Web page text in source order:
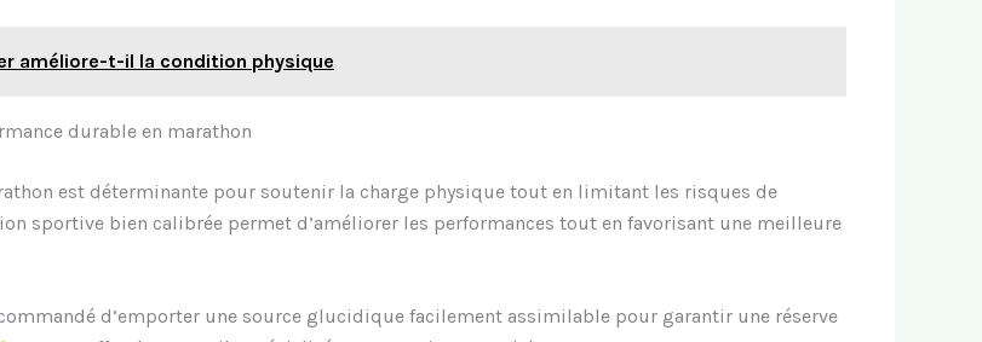
améliore-t-il la condition physique
durable en marathon
est déterminante pour soutenir la charge physique tout en limitant les risques de
sportive bien calibrée permet d’améliorer les performances tout en favorisant une meilleure
d’emporter une source glucidique facilement assimilable pour garantir une réserve